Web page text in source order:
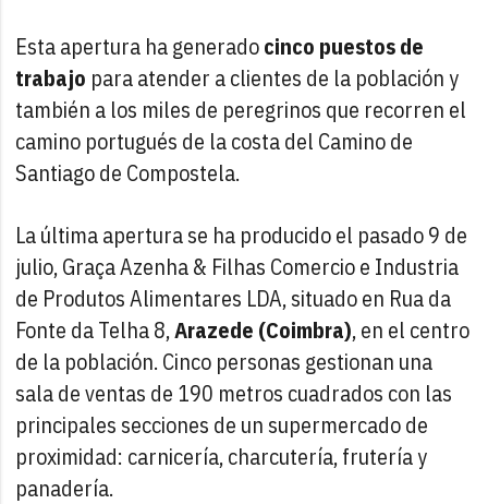
Esta apertura ha generadocinco puestos de
trabajo para atender a clientes de la población y
también a los miles de peregrinos que recorren el
camino portugués de la costa del Camino de
Santiago de Compostela.
La última apertura se ha producido el pasado 9 de
julio, Graça Azenha & Filhas Comercio e Industria
de Produtos Alimentares LDA, situado en Rua da
Fonte da Telha 8,Arazede (Coimbra), en el centro
de la población. Cinco personas gestionan una
sala de ventas de 190 metros cuadrados con las
principales secciones de un supermercado de
proximidad: carnicería, charcutería, frutería y
panadería.